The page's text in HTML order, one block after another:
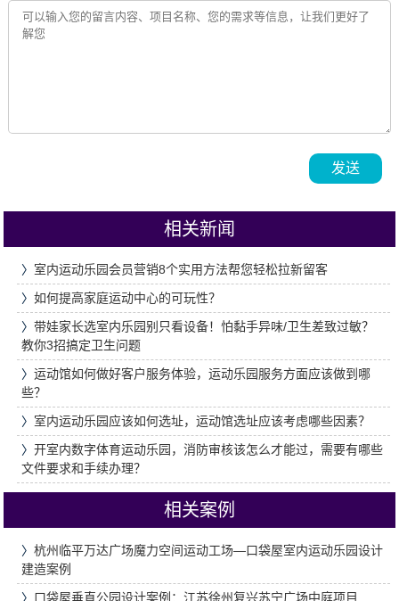
发送
相关新闻
〉 室内运动乐园会员营销8个实用方法帮您轻松拉新留客
〉 如何提高家庭运动中心的可玩性？
〉 带娃家长选室内乐园别只看设备！怕黏手异味/卫生差致过敏？
教你3招搞定卫生问题
〉 运动馆如何做好客户服务体验，运动乐园服务方面应该做到哪
些？
〉 室内运动乐园应该如何选址，运动馆选址应该考虑哪些因素？
〉 开室内数字体育运动乐园，消防审核该怎么才能过，需要有哪些
文件要求和手续办理？
相关案例
〉 杭州临平万达广场魔力空间运动工场—口袋屋室内运动乐园设计
建造案例
〉 口袋屋垂直公园设计案例：江苏徐州复兴苏宁广场中庭项目